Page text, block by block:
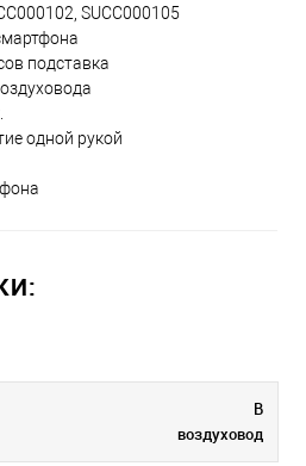
SUCC000105
подставка
одной рукой
В
воздуховод